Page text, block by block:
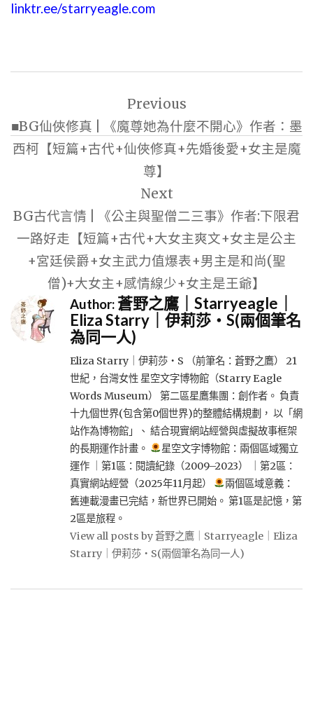
linktr.ee/starryeagle.com
導
覽
Previous
■BG仙俠修真 | 《魔尊她為什麼不開心》作者：墨
西柯【短篇+古代+仙俠修真+先婚後愛+女主是魔
尊】
Next
BG古代言情 | 《公主與聖僧二三事》作者:下限君
一路好走【短篇+古代+大女主爽文+女主是公主
+宮廷侯爵+女主武力值爆表+男主是和尚(聖
僧)+大女主+感情線少+女主是王爺】
Author:蒼野之鷹｜Starryeagle｜
Eliza Starry｜伊莉莎・S(兩個筆名
為同一人)
Eliza Starry｜伊莉莎・S （前筆名：蒼野之鷹） 21
世紀，台灣女性 星空文字博物館（Starry Eagle
Words Museum） 第二區星鷹集團：創作者。 負責
十九個世界(包含第0個世界)的整體結構規劃， 以「網
站作為博物館」、 結合現實網站經營與虛擬故事框架
的長期運作計畫。
星空文字博物館：兩個區域獨立
運作 ｜第1區：閱讀紀錄（2009–2023） ｜第2區：
真實網站經營（2025年11月起）
兩個區域意義：
舊連載漫畫已完結，新世界已開始。 第1區是記憶，第
2區是旅程。
View all posts by 蒼野之鷹｜Starryeagle｜Eliza
Starry｜伊莉莎・S(兩個筆名為同一人)